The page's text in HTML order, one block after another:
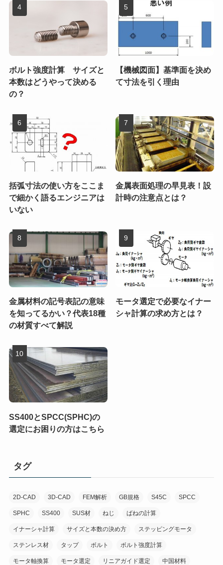
ボルト強度計算 サイズと
本数はどうやって決める
の？
【機械図面】基準面を決め
て寸法を引く理由
括弧寸法の使い方をここま
で細かく語るエンジニアは
いない
金属表面処理の早見表！設
計時の注意点とは？
金属材料の記号表記の意味
を知ってるかい？代表18種
の材質すべて解説
モータ選定で必要なイナー
シャ計算の求め方とは？
SS400とSPCC(SPHC)の
選定にお困りの方はこちら
タグ
2D-CAD 3D-CAD FEM解析 GB規格 S45C SPCC
SPHC SS400 SUS材 ねじ ばねの計算
イナーシャ計算 サイズと本数の決め方 ステッピングモータ
ステンレス材 タップ ボルト ボルト強度計算
モータ軸換算 モータ選定 リニアガイド選定 中国材料